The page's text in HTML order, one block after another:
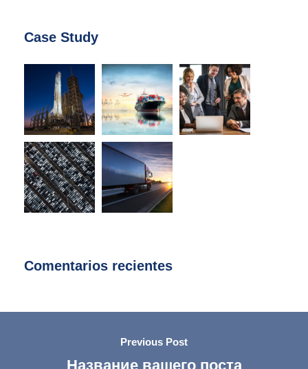
Case Study
Comentarios recientes
Previous Post
Название вашего поста